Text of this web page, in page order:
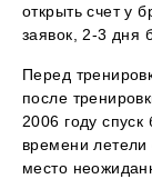
открыть счет у
заявок, 2-3 дня
Перед
после
2006 году спуск
времени
место